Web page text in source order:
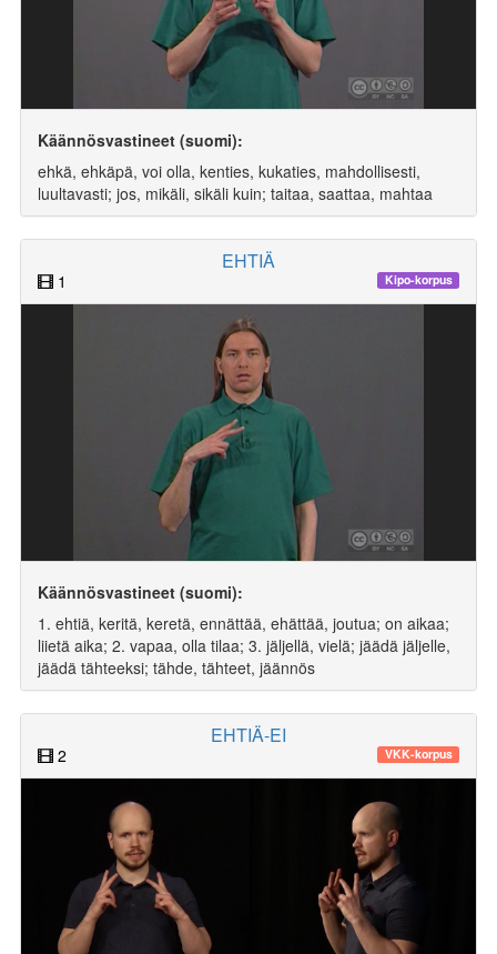
Käännösvastineet (suomi):
ehkä, ehkäpä, voi olla, kenties, kukaties, mahdollisesti,
luultavasti; jos, mikäli, sikäli kuin; taitaa, saattaa, mahtaa
EHTIÄ
1 Kipo-korpus
Käännösvastineet (suomi):
1. ehtiä, keritä, keretä, ennättää, ehättää, joutua; on aikaa;
liietä aika; 2. vapaa, olla tilaa; 3. jäljellä, vielä; jäädä jäljelle,
jäädä tähteeksi; tähde, tähteet, jäännös
EHTIÄ-EI
2 VKK-korpus